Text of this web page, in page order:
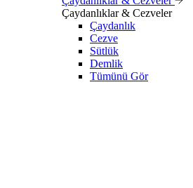
Çaydanlıklar & Cezveler
Çaydanlık
Cezve
Sütlük
Demlik
Tümünü Gör